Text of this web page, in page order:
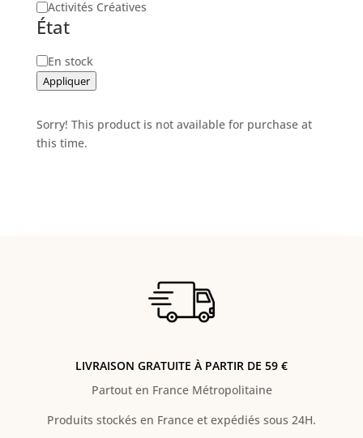
Activités Créatives
État
Disponibilité
En stock
Appliquer
Sorry! This product is not available for purchase at
this time.
LIVRAISON GRATUITE À PARTIR DE 59 €
Partout en France Métropolitaine
Produits stockés en France et expédiés sous 24H.